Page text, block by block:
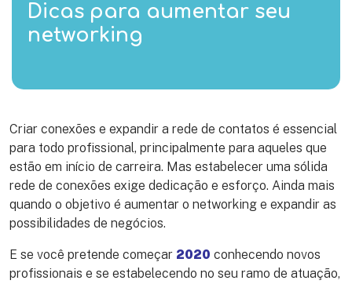
Dicas para aumentar seu
networking
Criar conexões e expandir a rede de contatos é essencial
para todo profissional, principalmente para aqueles que
estão em início de carreira. Mas estabelecer uma sólida
rede de conexões exige dedicação e esforço. Ainda mais
quando o objetivo é aumentar o networking e expandir as
possibilidades de negócios.
E se você pretende começar 2020 conhecendo novos
profissionais e se estabelecendo no seu ramo de atuação,